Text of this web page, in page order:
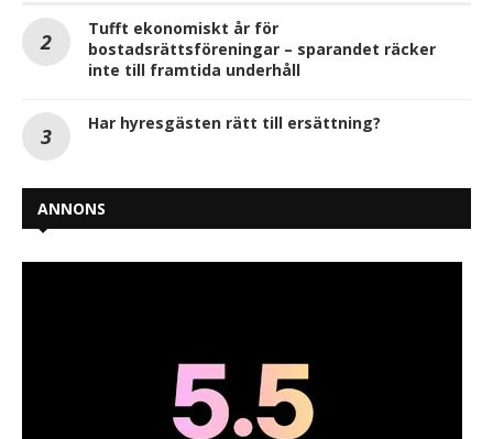
Tufft ekonomiskt år för
bostadsrättsföreningar – sparandet räcker
inte till framtida underhåll
Har hyresgästen rätt till ersättning?
ANNONS